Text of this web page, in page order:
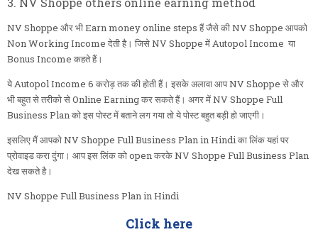
NV Shoppe और भी Earn money online steps हैं जैसे की NV Shoppe आपको
Non Working Income देती है। जिसे NV Shoppe में Autopol Income या
Bonus Income कहते हैं।
ये Autopol Income 6 करोड़ तक की होती हैं। इसके अलावा आप NV Shoppe से और
भी बहुत से तरीको से Online Earning कर सकते हैं। अगर में NV Shoppe Full
Business Plan को इस पोस्ट में बताने लग गया तो ये पोस्ट बहुत बड़ी हो जाएगी।
इसलिए मैं आपको NV Shoppe Full Business Plan in Hindi का लिंक यहां पर
प्रोवाइड करा दुंगा। आप इस लिंक को open करके NV Shoppe Full Business Plan
देख सकते है।
NV Shoppe Full Business Plan in Hindi
Click here